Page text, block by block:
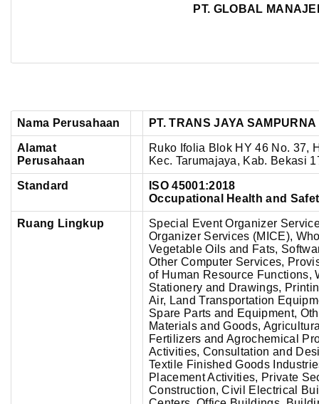
PT. GLOBAL
Nama Perusahaan PT. TRANS JAYA SAMPURNA
Alamat
Perusahaan
Ruko Ifolia Blok HY 46 No. 37,
Kec. Tarumajaya, Kab. Bekasi
Standard
ISO 45001:2018
Occupational Health and
Ruang Lingkup
Special Event Organizer
Organizer Services (MICE),
Vegetable Oils and Fats,
Other Computer Services,
of Human Resource Functions,
Stationery and Drawings,
Air, Land Transportation
Spare Parts and Equipment,
Materials and Goods,
Fertilizers and Agrochemical
Activities, Consultation and
Textile Finished Goods
Placement Activities, Private
Construction, Civil Electrical